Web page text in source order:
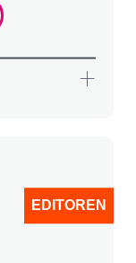
EDITOREN